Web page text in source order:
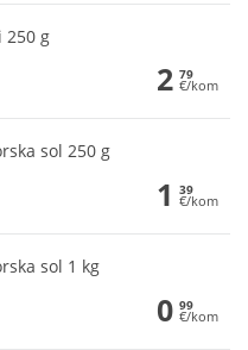
250 g
2 79
€/kom
sol 250 g
1 39
€/kom
sol 1 kg
0 99
€/kom